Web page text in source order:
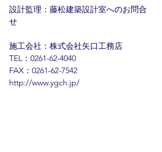
設計監理：藤松建築設計室へのお問合
せ
施工会社：株式会社矢口工務店
TEL：0261-62-4040
FAX：0261-62-7542
http://www.ygch.jp/